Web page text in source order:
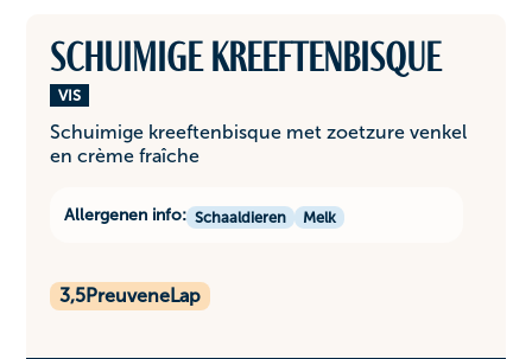
Schuimige kreeftenbisque
VIS
Schuimige kreeftenbisque met zoetzure venkel
en crème fraîche
Allergenen info: Schaaldieren Melk
3,5PreuveneLap